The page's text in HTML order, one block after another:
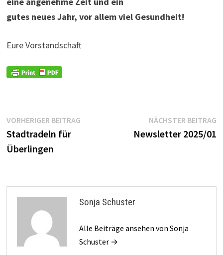
gutes neues Jahr, vor allem viel Gesundheit!
Eure Vorstandschaft
Beitragsnavigation
VORHERIGER BEITRAGVorheriger
Stadtradeln für
Überlingen
NÄCHSTER BEITRAG
Newsletter 2025/01
Sonja Schuster
Alle Beiträge ansehen von Sonja
Schuster →